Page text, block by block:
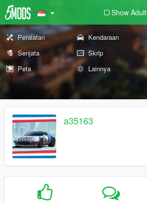
Show Adult
Peralatan Kendaraan
Senjata
Skrip
Peta
Lainnya
a35163